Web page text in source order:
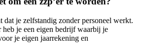
dat je zelfstandig zonder personeel werkt.
heb je een eigen bedrijf waarbij je
je eigen jaarrekening en